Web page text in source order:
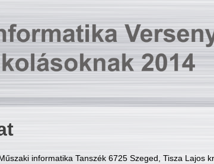
informatika Tanszék 6725 Szeged, Tisza Lajos